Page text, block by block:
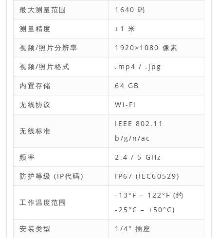
最大测量范围 1640 码
测量精度 ±1 米
视频/照片分辨率 1920×1080 像素
视频/照片格式 .mp4 / .jpg
内置存储 64 GB
无线协议 Wi-Fi
无线标准
IEEE 802.11
b/g/n/ac
频率 2.4 / 5 GHz
防护等级 (IP代码) IP67 (IEC60529)
工作温度范围
-13°F – 122°F (约
-25°C – +50°C)
安装类型 1/4" 插座